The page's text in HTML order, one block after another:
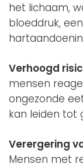
het lichaam,
bloeddruk,
Verhoogd
mensen
ongezonde
kan leiden tot
Verergering
Mensen met